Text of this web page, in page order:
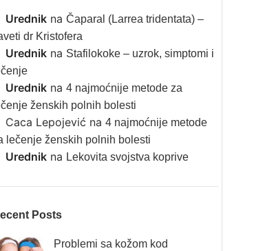
Urednikna Čaparal (Larrea tridentata) –
dr Kristofera
Urednikna Stafilokoke – uzrok, simptomi i
Urednikna 4 najmoćnije metode za
ženskih polnih bolesti
Caca Lepojević na 4 najmoćnije metode
lečenje ženskih polnih bolesti
Urednikna Lekovita svojstva koprive
Posts
Problemi sa kožom kod